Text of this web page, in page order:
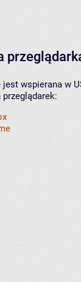
jest wspierana w